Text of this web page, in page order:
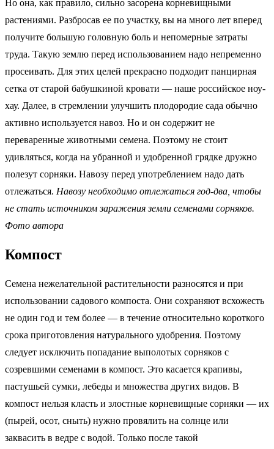
Но она, как правило, сильно засорена корневищными
растениями. Разбросав ее по участку, вы на много лет вперед
получите большую головную боль и непомерные затраты
труда. Такую землю перед использованием надо непременно
просеивать. Для этих целей прекрасно подходит панцирная
сетка от старой бабушкиной кровати — наше российское ноу-
хау. Далее, в стремлении улучшить плодородие сада обычно
активно используется навоз. Но и он содержит не
переваренные животными семена. Поэтому не стоит
удивляться, когда на убранной и удобренной грядке дружно
полезут сорняки. Навозу перед употреблением надо дать
отлежаться. Навозу необходимо отлежаться год-два, чтобы
не стать источником заражения земли семенами сорняков.
Фото автора
Компост
Семена нежелательной растительности разносятся и при
использовании садового компоста. Они сохраняют всхожесть
не один год и тем более — в течение относительно короткого
срока приготовления натурального удобрения. Поэтому
следует исключить попадание выполотых сорняков с
созревшими семенами в компост. Это касается крапивы,
пастушьей сумки, лебеды и множества других видов. В
компост нельзя класть и злостные корневищные сорняки — их
(пырей, осот, сныть) нужно провялить на солнце или
заквасить в ведре с водой. Только после такой